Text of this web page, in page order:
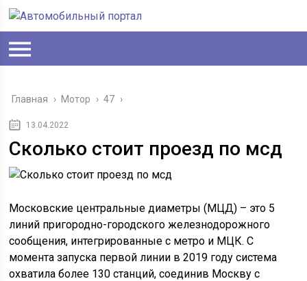
Главная › Мотор › 47 ›
13.04.2022
Сколько стоит проезд по мсд
Московские центральные диаметры (МЦД) – это 5
линий пригородно-городского железнодорожного
сообщения, интегрированные с метро и МЦК. С
момента запуска первой линии в 2019 году система
охватила более 130 станций, соединив Москву с